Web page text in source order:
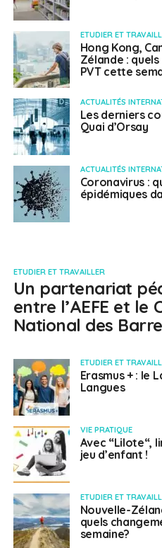
ETUDIER ET
Hong Kong,
Zélande :
PVT cette
ACTUALITÉS
Les derniers
Quai d’Orsay
ACTUALITÉS
Coronavirus :
épidémiques
ETUDIER ET TRAVAILLER
Un partenariat
entre l’AEFE et le
National des
ETUDIER ET
Erasmus + : le
Langues
VIE PRATIQUE
Avec “Lilote“,
jeu d’enfant !
ETUDIER ET
Nouvelle-
quels
semaine?